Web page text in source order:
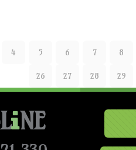
4 5 6 7 8
26 27 28 29
NE